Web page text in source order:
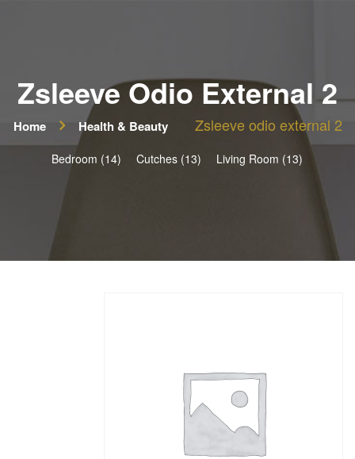
Zsleeve Odio External 2
Home Health & Beauty Zsleeve odio external 2
Bedroom (14) Cutches (13) Living Room (13)